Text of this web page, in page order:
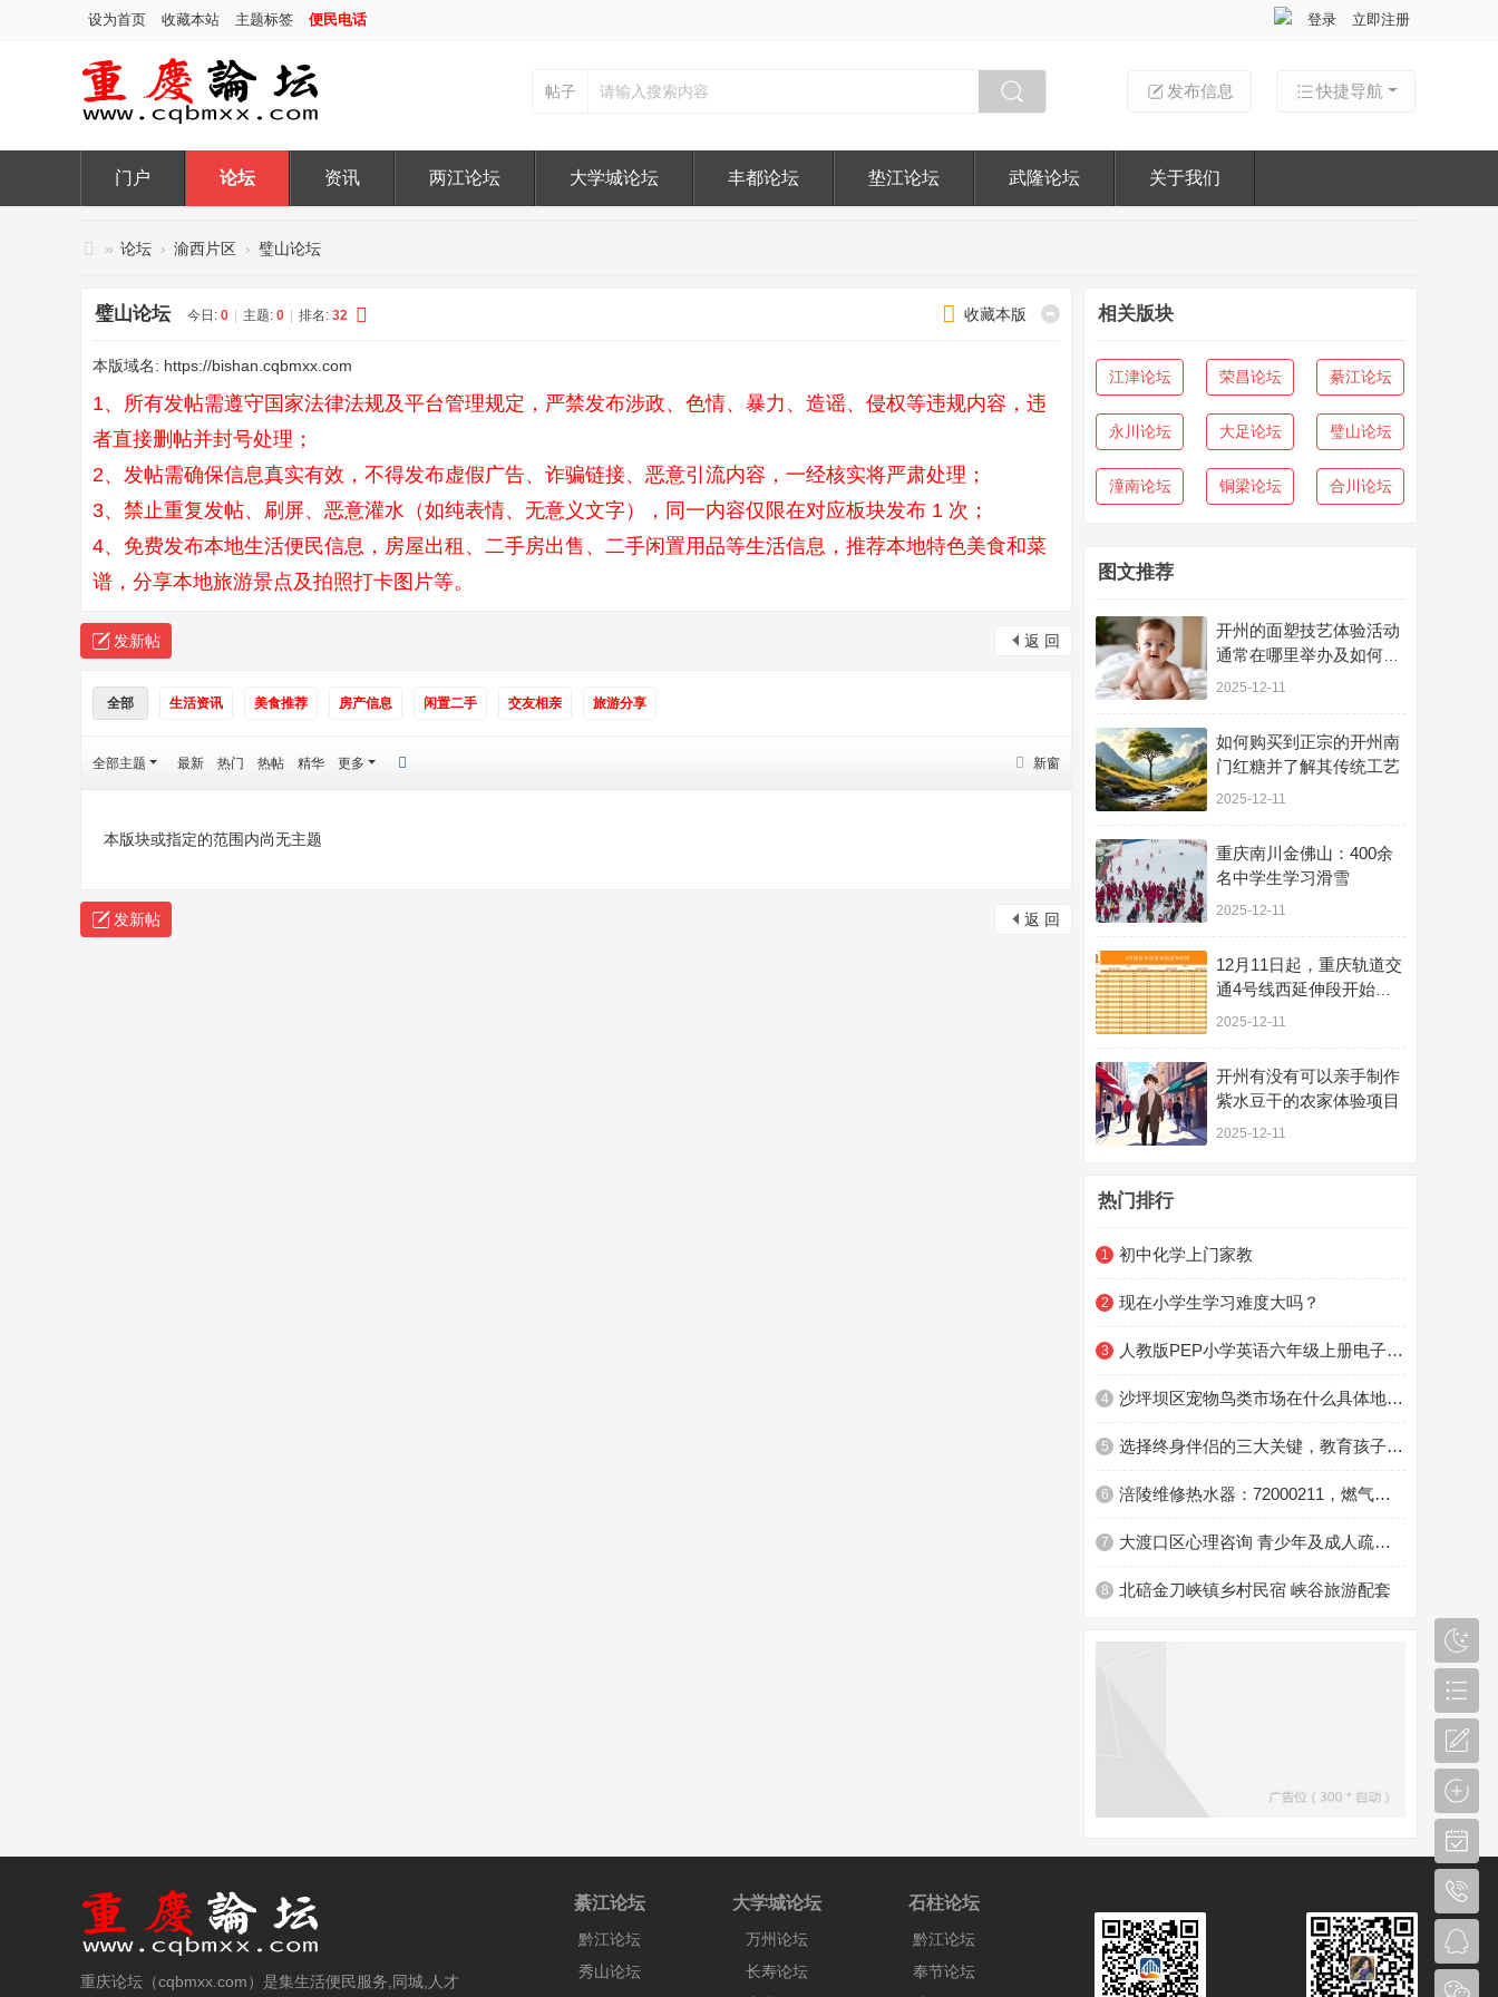
设为首页 收藏本站 主题标签 便民电话 登录 立即注册
快捷导航
发布信息
帖子
门户 论坛 资讯 两江论坛 大学城论坛 丰都论坛 垫江论坛 武隆论坛 关于我们
庆
» 论坛 › 渝西片区 › 璧山论坛
收藏本版
璧山论坛 今日: 0 主题: 0 排名: 32
本版域名: https://bishan.cqbmxx.com
1、所有发帖需遵守国家法律法规及平台管理规定，严禁发布涉政、色情、暴力、造谣、侵权等违规内容，违
者直接删帖并封号处理；​
2、发帖需确保信息真实有效，不得发布虚假广告、诈骗链接、恶意引流内容，一经核实将严肃处理；​
3、禁止重复发帖、刷屏、恶意灌水（如纯表情、无意义文字），同一内容仅限在对应板块发布 1 次；​
4、免费发布本地生活便民信息，房屋出租、二手房出售、二手闲置用品等生活信息，推荐本地特色美食和菜
谱，分享本地旅游景点及拍照打卡图片等。
返 回
发新帖
全部 生活资讯 美食推荐 房产信息 闲置二手 交友相亲 旅游分享
新窗
全部主题 最新 热门 热帖 精华 更多
本版块或指定的范围内尚无主题
返 回
发新帖
相关版块
江津论坛 荣昌论坛 綦江论坛
永川论坛 大足论坛 璧山论坛
潼南论坛 铜梁论坛 合川论坛
图文推荐
开州的面塑技艺体验活动
通常在哪里举办及如何参
与
2025-12-11
如何购买到正宗的开州南
门红糖并了解其传统工艺
2025-12-11
重庆南川金佛山：400余
名中学生学习滑雪
2025-12-11
12月11日起，重庆轨道交
通4号线西延伸段开始不
载客贯通跑图试运行
2025-12-11
开州有没有可以亲手制作
紫水豆干的农家体验项目
2025-12-11
热门排行
1 初中化学上门家教
2 现在小学生学习难度大吗？
3 人教版PEP小学英语六年级上册电子课本电子教材
4 沙坪坝区宠物鸟类市场在什么具体地方？
5 选择终身伴侣的三大关键，教育孩子越早明白越好
6 涪陵维修热水器：72000211，燃气灶，抽油烟机，洗衣机，空调，冰箱，空调，灯具，洁具
7 大渡口区心理咨询 青少年及成人疏导机构
8 北碚金刀峡镇乡村民宿 峡谷旅游配套
重庆论坛（cqbmxx.com）是集生活便民服务,同城,人才
綦江论坛
黔江论坛
秀山论坛
大学城论坛
万州论坛
长寿论坛
石柱论坛
黔江论坛
奉节论坛